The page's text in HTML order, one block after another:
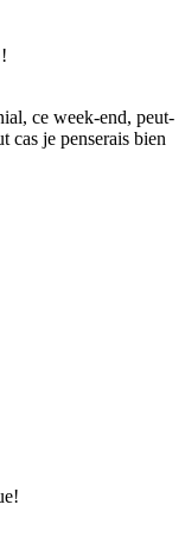
ce week-end, peut-
cas je penserais bien